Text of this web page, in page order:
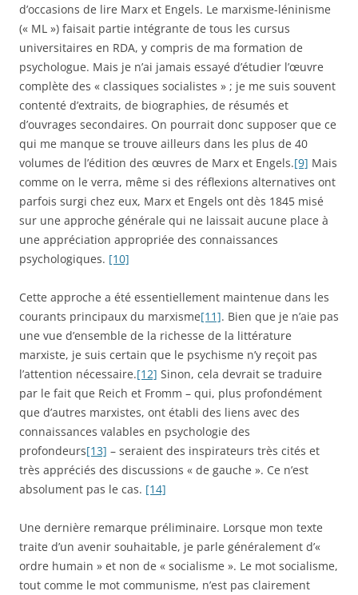
d’occasions de lire Marx et Engels. Le marxisme-léninisme
(« ML ») faisait partie intégrante de tous les cursus
universitaires en RDA, y compris de ma formation de
psychologue. Mais je n’ai jamais essayé d’étudier l’œuvre
complète des « classiques socialistes » ; je me suis souvent
contenté d’extraits, de biographies, de résumés et
d’ouvrages secondaires. On pourrait donc supposer que ce
qui me manque se trouve ailleurs dans les plus de 40
volumes de l’édition des œuvres de Marx et Engels.[9] Mais
comme on le verra, même si des réflexions alternatives ont
parfois surgi chez eux, Marx et Engels ont dès 1845 misé
sur une approche générale qui ne laissait aucune place à
une appréciation appropriée des connaissances
psychologiques. [10]
Cette approche a été essentiellement maintenue dans les
courants principaux du marxisme[11]. Bien que je n’aie pas
une vue d’ensemble de la richesse de la littérature
marxiste, je suis certain que le psychisme n’y reçoit pas
l’attention nécessaire.[12] Sinon, cela devrait se traduire
par le fait que Reich et Fromm – qui, plus profondément
que d’autres marxistes, ont établi des liens avec des
connaissances valables en psychologie des
profondeurs[13] – seraient des inspirateurs très cités et
très appréciés des discussions « de gauche ». Ce n’est
absolument pas le cas. [14]
Une dernière remarque préliminaire. Lorsque mon texte
traite d’un avenir souhaitable, je parle généralement d’«
ordre humain » et non de « socialisme ». Le mot socialisme,
tout comme le mot communisme, n’est pas clairement